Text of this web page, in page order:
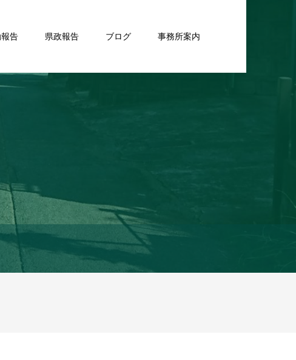
告 県政報告 ブログ 事務所案内